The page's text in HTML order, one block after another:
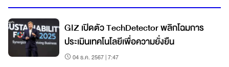
GIZ เปิดตัว TechDetector พลิกโฉมการ
ประเมินเทคโนโลยีเพื่อความยั่งยืน
04 ธ.ค. 2567 | 7:47